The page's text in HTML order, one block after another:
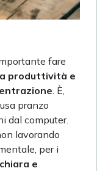
fare
produttività e
. È,
pranzo
dal computer.
lavorando
per i
e